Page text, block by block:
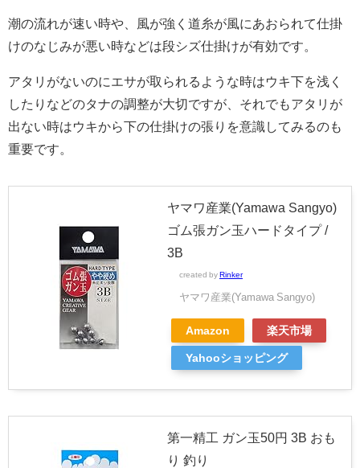
潮の流れが速い時や、風が強く道糸が風にあおられて仕掛
けのなじみが悪い時などは段シズ仕掛けが有効です。
アタリがないのにエサが取られるような時はウキ下を浅く
したりなどのタナの調整が大切ですが、それでもアタリが
出ない時はウキから下の仕掛けの張りを意識してみるのも
重要です。
ヤマワ産業(Yamawa Sangyo)
ゴム張ガン玉ハードタイプ /
3B
created by Rinker
ヤマワ産業(Yamawa Sangyo)
Amazon 楽天市場
Yahooショッピング
第一精工 ガン玉50円 3B おも
り 釣り